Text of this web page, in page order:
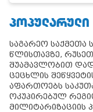
ᲞᲝᲞᲣᲚᲐᲠᲣᲚᲘ
საგარეო საქმეთა
წლისთავზე,
შუამავლობით
ცეცხლის
აფართოებს
ოკუპირებულ
მილიტარიზაციის